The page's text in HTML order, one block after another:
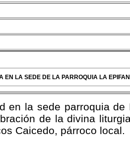
EN LA SEDE DE LA PARROQUIA LA
en la sede parroquia
de la divina
Caicedo, párroco local.